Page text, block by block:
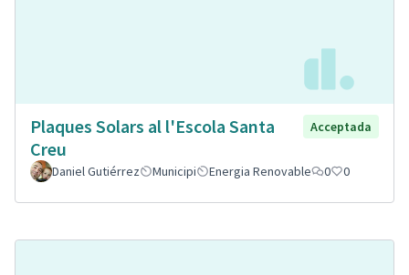
Plaques Solars al l'Escola Santa
Creu
Acceptada
Daniel Gutiérrez Municipi Energia Renovable 0 0